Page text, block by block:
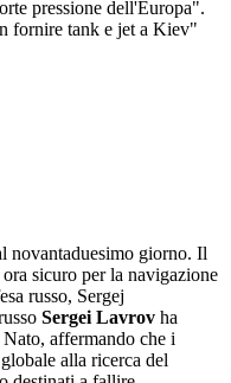
pressione dell'Europa".
fornire tank e jet a Kiev"
novantaduesimo giorno. Il
sicuro per la navigazione
russo, Sergej
Sergei Lavrov ha
affermando che i
alla ricerca del